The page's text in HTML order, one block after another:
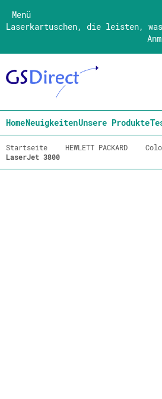
Menü
Laserkartuschen, die leisten,
HomeNeuigkeitenUnsere Produkte
Startseite HEWLETT PACKARD
LaserJet 3800